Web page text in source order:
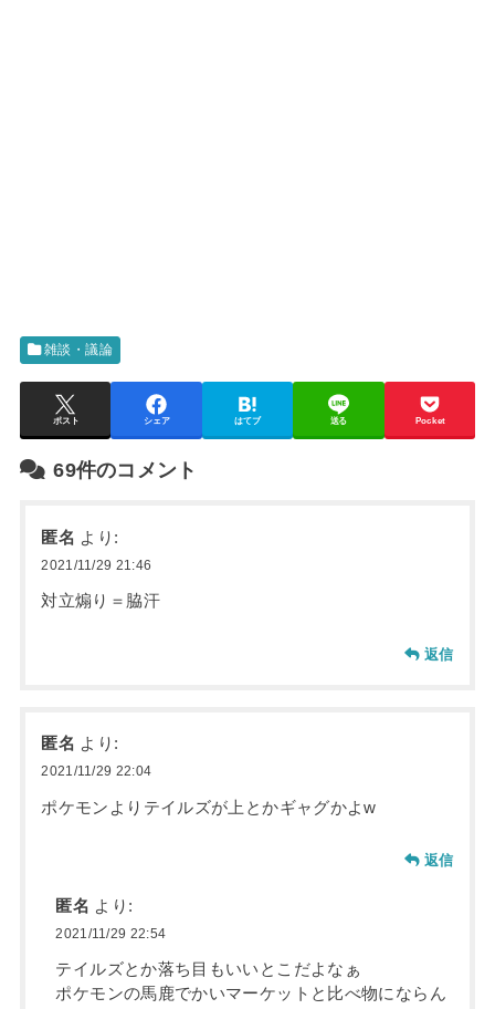
雑談・議論
ポスト シェア はてブ 送る Pocket
69件のコメント
匿名 より:
2021/11/29 21:46
対立煽り＝脇汗
返信
匿名 より:
2021/11/29 22:04
ポケモンよりテイルズが上とかギャグかよw
返信
匿名 より:
2021/11/29 22:54
テイルズとか落ち目もいいとこだよなぁ
ポケモンの馬鹿でかいマーケットと比べ物にならん